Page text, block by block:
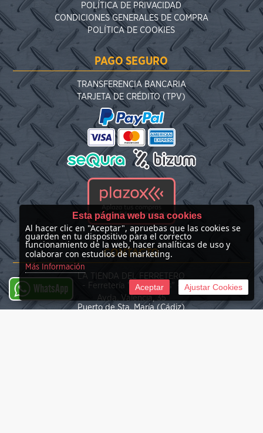
POLÍTICA DE PRIVACIDAD
CONDICIONES GENERALES DE COMPRA
POLÍTICA DE COOKIES
PAGO SEGURO
TRANSFERENCIA BANCARIA
TARJETA DE CRÉDITO (TPV)
CONTACTO
LA TIENDA DEL FERRETERO
- Ferretería "Las Nieves" -
Avda. Valencia, 35
Puerto de Sta. María (Cádiz)
WhatsApp
Esta página web usa cookies
Al hacer clic en "Aceptar", apruebas que las cookies se
guarden en tu dispositivo para el correcto
funcionamiento de la web, hacer analíticas de uso y
colaborar con estudios de marketing.
Más Información
Aceptar Ajustar Cookies